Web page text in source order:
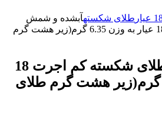
طلای شکستهآبشده و شمش
طلای شکسته کم اجرت 18 عیار به وزن 6.35 گرم(زیر هشت گرم
آبشده و شمش طلای شکسته کم اجرت 18
عیار به وزن 6.35 گرم(زیر هشت گرم طلای